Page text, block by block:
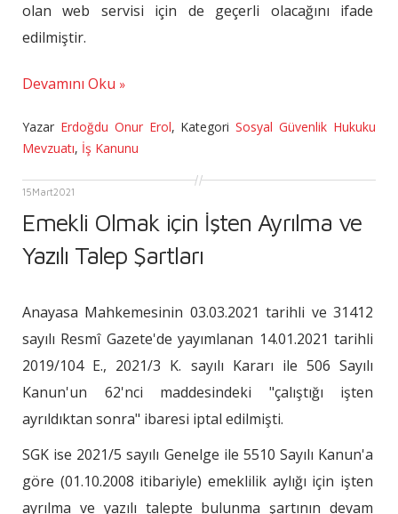
olan web servisi için de geçerli olacağını ifade
edilmiştir.
Devamını Oku
Yazar Erdoğdu Onur Erol, Kategori Sosyal Güvenlik Hukuku
Mevzuatı, İş Kanunu
15Mart2021
Emekli Olmak için İşten Ayrılma ve
Yazılı Talep Şartları
Anayasa Mahkemesinin 03.03.2021 tarihli ve 31412
sayılı Resmî Gazete'de yayımlanan 14.01.2021 tarihli
2019/104 E., 2021/3 K. sayılı Kararı ile 506 Sayılı
Kanun'un 62'nci maddesindeki "çalıştığı işten
ayrıldıktan sonra" ibaresi iptal edilmişti.
SGK ise 2021/5 sayılı Genelge ile 5510 Sayılı Kanun'a
göre (01.10.2008 itibariyle) emeklilik aylığı için işten
ayrılma ve yazılı talepte bulunma şartının devam